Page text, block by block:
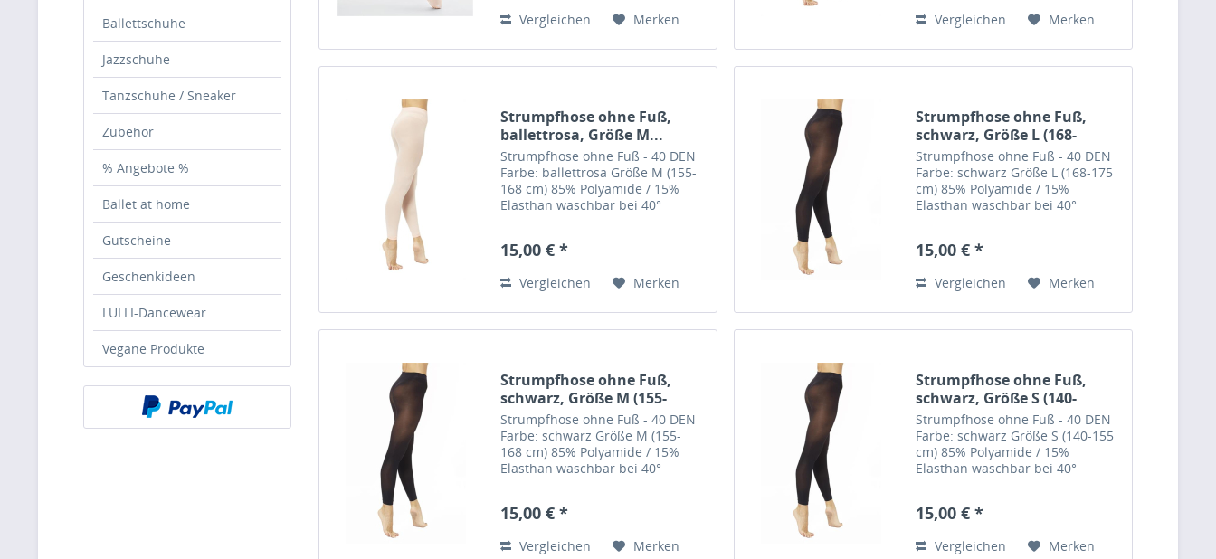
Ballettschuhe
Jazzschuhe
Tanzschuhe / Sneaker
Zubehör
% Angebote %
Ballet at home
Gutscheine
Geschenkideen
LULLI-Dancewear
Vegane Produkte
Vergleichen Merken Vergleichen Merken
Strumpfhose ohne Fuß,
ballettrosa, Größe M...
Strumpfhose ohne Fuß - 40 DEN
Farbe: ballettrosa Größe M (155-
168 cm) 85% Polyamide / 15%
Elasthan waschbar bei 40°
15,00 € *
Vergleichen Merken
Strumpfhose ohne Fuß,
schwarz, Größe L (168-
175cm)
Strumpfhose ohne Fuß - 40 DEN
Farbe: schwarz Größe L (168-175
cm) 85% Polyamide / 15%
Elasthan waschbar bei 40°
15,00 € *
Vergleichen Merken
Strumpfhose ohne Fuß,
schwarz, Größe M (155-
168cm)
Strumpfhose ohne Fuß - 40 DEN
Farbe: schwarz Größe M (155-
168 cm) 85% Polyamide / 15%
Elasthan waschbar bei 40°
15,00 € *
Vergleichen Merken
Strumpfhose ohne Fuß,
schwarz, Größe S (140-
155cm)
Strumpfhose ohne Fuß - 40 DEN
Farbe: schwarz Größe S (140-155
cm) 85% Polyamide / 15%
Elasthan waschbar bei 40°
15,00 € *
Vergleichen Merken